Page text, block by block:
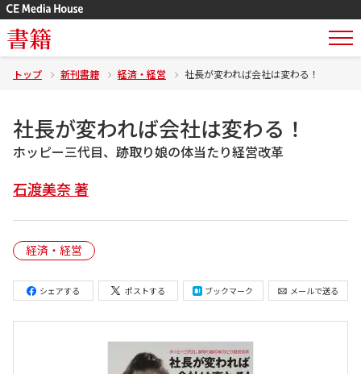
書籍
トップ 新刊書籍 経済・経営 社長が変われば会社は変わる！
社長が変われば会社は変わる！
ホッピー三代目、跡取り娘の体当たり経営改革
石渡美奈 著
経済・経営
シェアする ポストする ブックマーク メールで送る